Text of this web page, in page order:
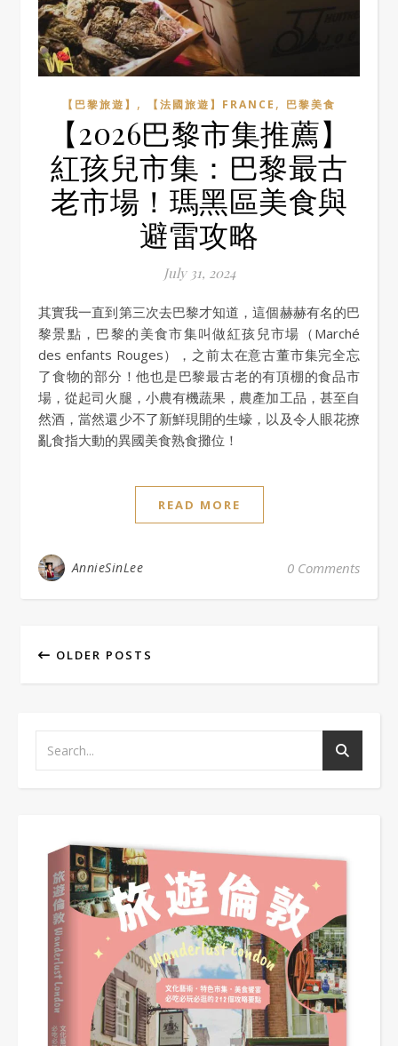
【巴黎旅遊】 , 【法國旅遊】FRANCE , 巴黎美食
【2026巴黎市集推薦】
紅孩兒市集：巴黎最古
老市場！瑪黑區美食與
避雷攻略
July 31, 2024
其實我一直到第三次去巴黎才知道，這個赫赫有名的巴
黎景點，巴黎的美食市集叫做紅孩兒市場（Marché
des enfants Rouges），之前太在意古董市集完全忘
了食物的部分！他也是巴黎最古老的有頂棚的食品市
場，從起司火腿，小農有機蔬果，農產加工品，甚至自
然酒，當然還少不了新鮮現開的生蠔，以及令人眼花撩
亂食指大動的異國美食熟食攤位！
READ MORE
AnnieSinLee 0 Comments
OLDER POSTS